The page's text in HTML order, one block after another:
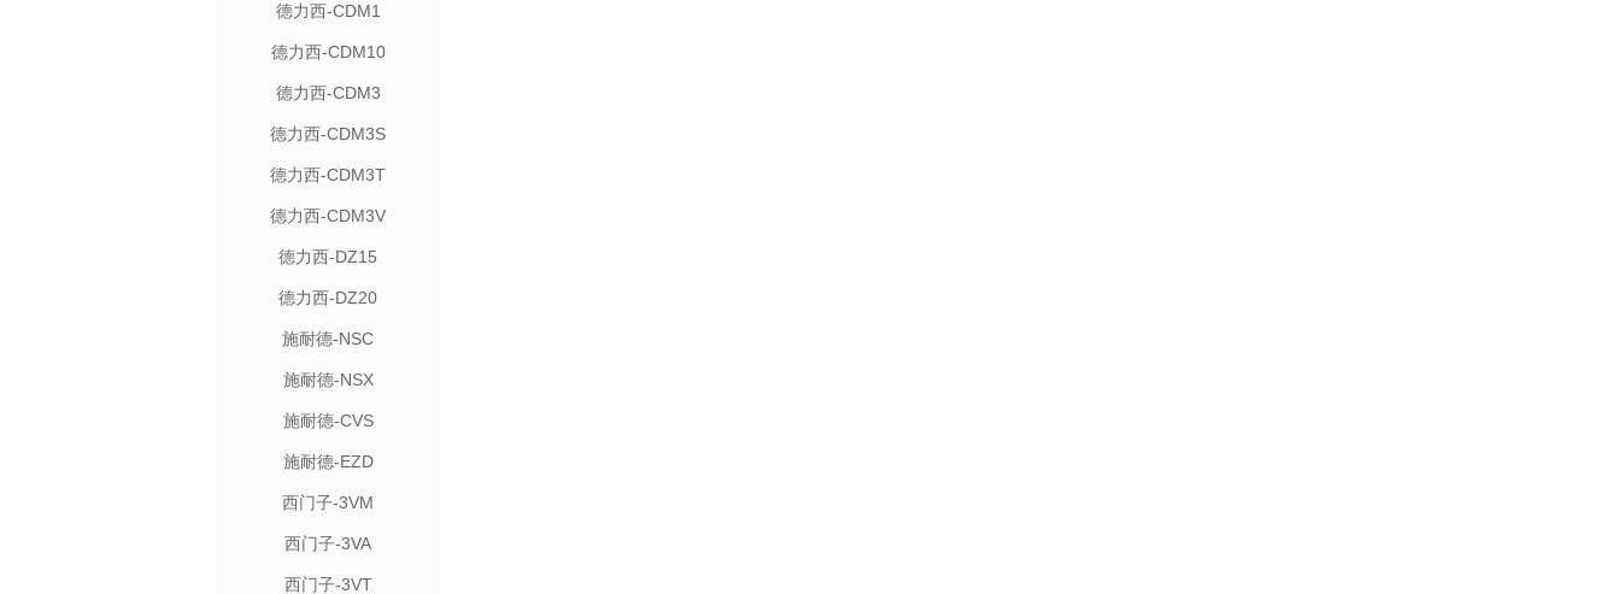
德力西-CDM1
德力西-CDM10
德力西-CDM3
德力西-CDM3S
德力西-CDM3T
德力西-CDM3V
德力西-DZ15
德力西-DZ20
施耐德-NSC
施耐德-NSX
施耐德-CVS
施耐德-EZD
西门子-3VM
西门子-3VA
西门子-3VT